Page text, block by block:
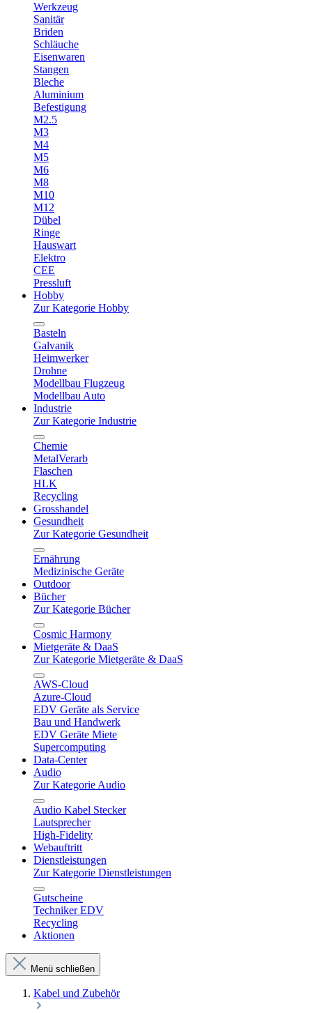
Werkzeug
Sanitär
Briden
Schläuche
Eisenwaren
Stangen
Bleche
Aluminium
Befestigung
M2.5
M3
M4
M5
M6
M8
M10
M12
Dübel
Ringe
Hauswart
Elektro
CEE
Pressluft
Hobby
Zur Kategorie Hobby
Basteln
Galvanik
Heimwerker
Drohne
Modellbau Flugzeug
Modellbau Auto
Industrie
Zur Kategorie Industrie
Chemie
MetalVerarb
Flaschen
HLK
Recycling
Grosshandel
Gesundheit
Zur Kategorie Gesundheit
Ernährung
Medizinische Geräte
Outdoor
Bücher
Zur Kategorie Bücher
Cosmic Harmony
Mietgeräte & DaaS
Zur Kategorie Mietgeräte & DaaS
AWS-Cloud
Azure-Cloud
EDV Geräte als Service
Bau und Handwerk
EDV Geräte Miete
Supercomputing
Data-Center
Audio
Zur Kategorie Audio
Audio Kabel Stecker
Lautsprecher
High-Fidelity
Webauftritt
Dienstleistungen
Zur Kategorie Dienstleistungen
Gutscheine
Techniker EDV
Recycling
Aktionen
Menü schließen
Kabel und Zubehör